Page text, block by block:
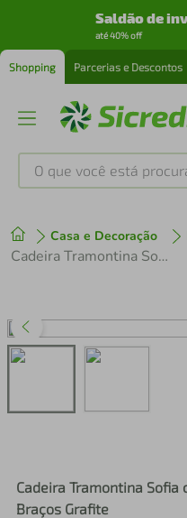
Saldão de
até 40% off
Shopping Parcerias e Descontos
O que você está
Casa e Decoração
Cadeira Tramontina Sofia com Encosto Fechado e Braços Grafite
Cadeira Tramontina Sofia
Braços Grafite
1º tenis
perfume